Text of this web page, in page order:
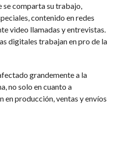
comparta su trabajo,
contenido en redes
video llamadas y entrevistas.
digitales trabajan en pro de la
grandemente a la
no solo en cuanto a
en producción, ventas y envíos